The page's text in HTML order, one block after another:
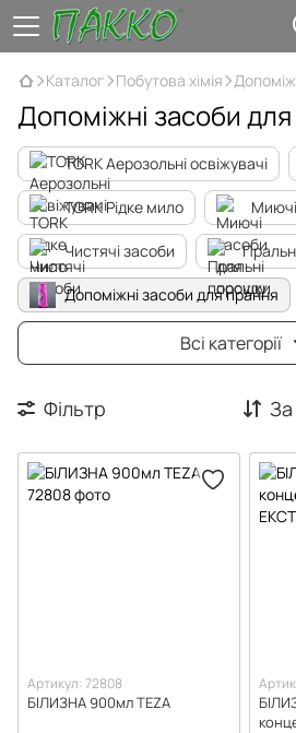
Каталог Побутова хімія
Допоміжні засоби
TORK Аерозольні освіжувачі
TORK Рідке мило
Чистячі засоби
Допоміжні засоби для прання
Засоби для догляду за
Антисептика і гігієна
Всі категорії
Фільтр
Артикул: 72808
БІЛИЗНА 900мл TEZA